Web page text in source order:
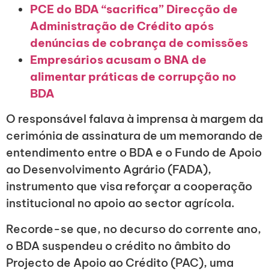
PCE do BDA “sacrifica” Direcção de
Administração de Crédito após
denúncias de cobrança de comissões
Empresários acusam o BNA de
alimentar práticas de corrupção no
BDA
O responsável falava à imprensa à margem da
cerimónia de assinatura de um memorando de
entendimento entre o BDA e o Fundo de Apoio
ao Desenvolvimento Agrário (FADA),
instrumento que visa reforçar a cooperação
institucional no apoio ao sector agrícola.
Recorde-se que, no decurso do corrente ano,
o BDA suspendeu o crédito no âmbito do
Projecto de Apoio ao Crédito (PAC), uma